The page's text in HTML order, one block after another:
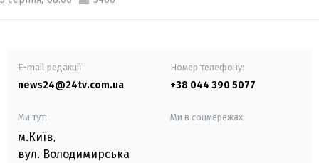
E-mail редакції
news24@24tv.com.ua
Номер телефону:
+38 044 390 5077
Ми тут:
м.Київ,
вул. Володимирська
Ми в соцмережах: